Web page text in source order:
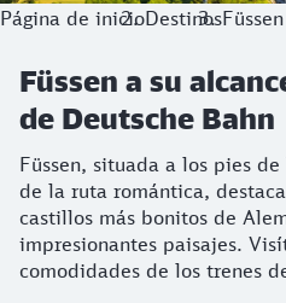
Página de inicioDestinosFüssen
Füssen a su
de Deutsche Bahn
Füssen, situada a los pies
de la ruta romántica,
castillos más bonitos de
impresionantes paisajes.
comodidades de los trenes